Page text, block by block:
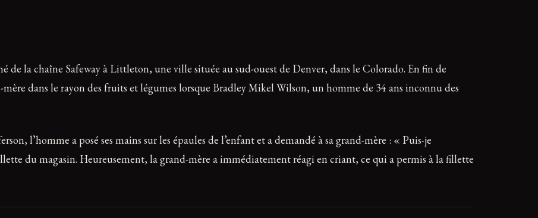
de la chaîne Safeway à Littleton, une ville située au sud-ouest de Denver, dans le Colorado. En fin de
dans le rayon des fruits et légumes lorsque Bradley Mikel Wilson, un homme de 34 ans inconnu des
l’homme a posé ses mains sur les épaules de l’enfant et a demandé à sa grand-mère : « Puis-je
du magasin. Heureusement, la grand-mère a immédiatement réagi en criant, ce qui a permis à la fillette